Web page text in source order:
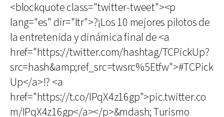
<blockquote class="twitter-tweet"><p
lang="es" dir="ltr">?¡Los 10 mejores pilotos de
la entretenida y dinámica final de <a
href="https://twitter.com/hashtag/TCPickUp?
src=hash&amp;ref_src=twsrc%5Etfw">#TCPick
Up</a>!? <a
href="https://t.co/IPqX4z16gp">pic.twitter.co
m/IPqX4z16gp</a></p>&mdash; Turismo